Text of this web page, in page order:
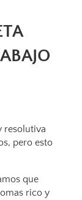
resolutiva
pero esto
que
rico y